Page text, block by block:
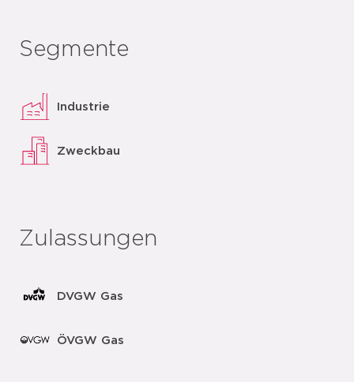
Segmente
Industrie
Zweckbau
Zulassungen
DVGW Gas
ÖVGW Gas